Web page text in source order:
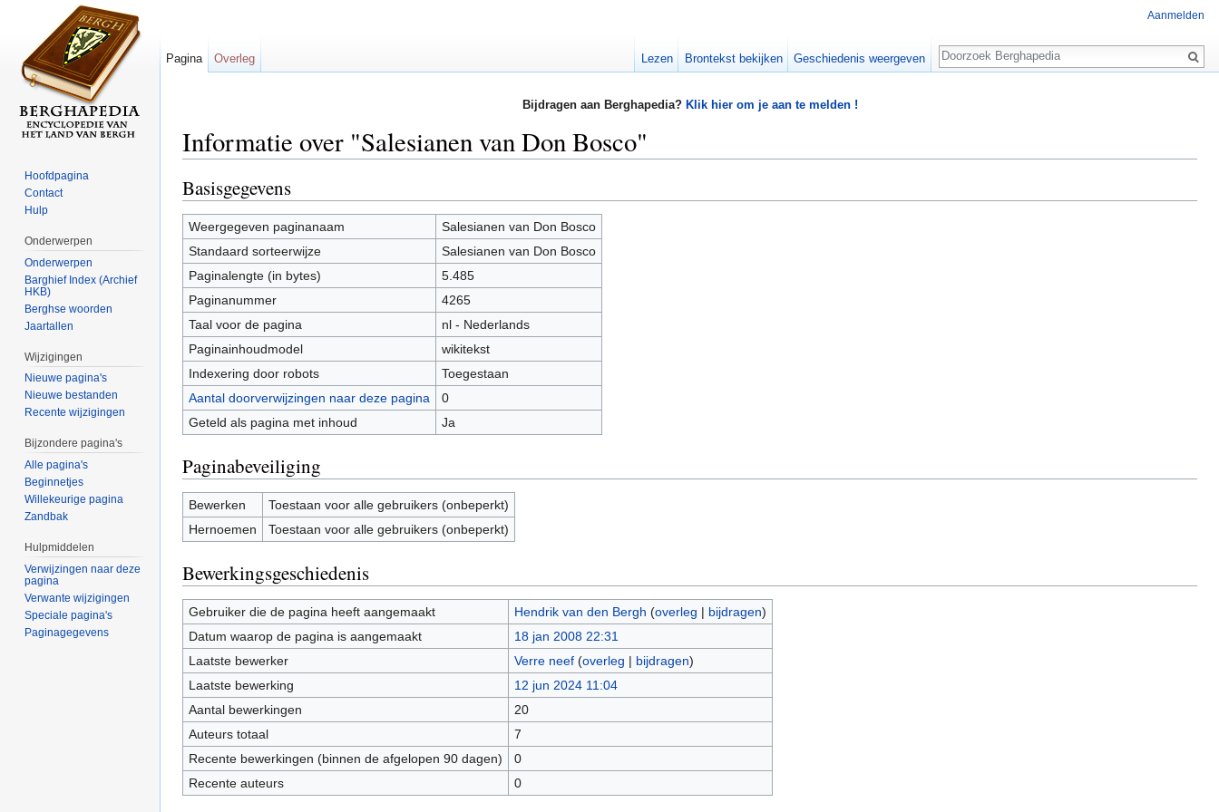
Bijdragen aan Berghapedia? Klik hier om je aan te melden !
Informatie over "Salesianen van Don Bosco"
Basisgegevens
Weergegeven paginanaam
Salesianen van Don Bosco
Standaard sorteerwijze
Salesianen van Don Bosco
Paginalengte (in bytes)
5.485
Paginanummer
4265
Taal voor de pagina
nl - Nederlands
Paginainhoudmodel
wikitekst
Indexering door robots
Toegestaan
Aantal doorverwijzingen naar deze pagina
0
Geteld als pagina met inhoud
Ja
Paginabeveiliging
Bewerken
Toestaan voor alle gebruikers (onbeperkt)
Hernoemen
Toestaan voor alle gebruikers (onbeperkt)
Bewerkingsgeschiedenis
Gebruiker die de pagina heeft aangemaakt Hendrik van den Bergh (overleg | bijdragen)
Datum waarop de pagina is aangemaakt
18 jan 2008 22:31
Laatste bewerker
Verre neef (overleg | bijdragen)
Laatste bewerking
12 jun 2024 11:04
Aantal bewerkingen
20
Auteurs totaal
7
Recente bewerkingen (binnen de afgelopen 90 dagen)
0
Recente auteurs
0
Aanmelden
Pagina Overleg Lezen Brontekst bekijken Geschiedenis weergeven
Zoeken
Hoofdpagina
Contact
Hulp
Onderwerpen
Onderwerpen
Barghief Index (Archief
HKB)
Berghse woorden
Jaartallen
Wijzigingen
Nieuwe pagina's
Nieuwe bestanden
Recente wijzigingen
Bijzondere pagina's
Alle pagina's
Beginnetjes
Willekeurige pagina
Zandbak
Hulpmiddelen
Verwijzingen naar deze
pagina
Verwante wijzigingen
Speciale pagina's
Paginagegevens